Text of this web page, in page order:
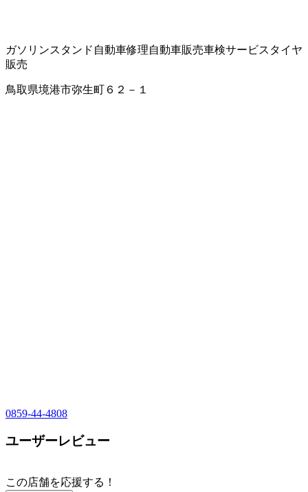
ガソリンスタンド 自動車修理自動車販売車検サービス タイヤ
販売
鳥取県境港市弥生町６２－１
0859-44-4808
ユーザーレビュー
この店舗を応援する！